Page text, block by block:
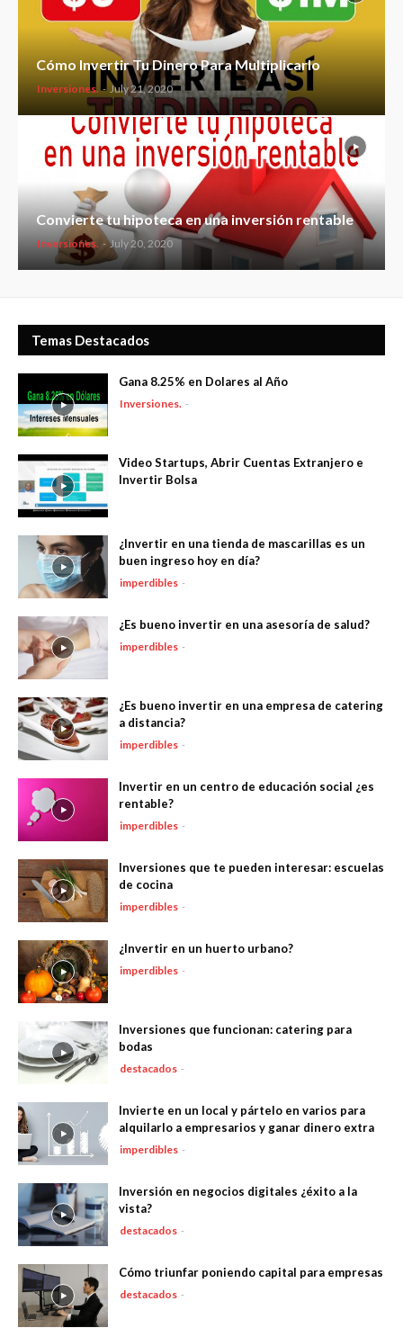
Cómo Invertir Tu Dinero Para Multiplicarlo
Inversiones. - July 21, 2020
Convierte tu hipoteca en una inversión rentable
Inversiones. - July 20, 2020
Temas Destacados
Gana 8.25% en Dolares al Año
Inversiones. -
Video Startups, Abrir Cuentas Extranjero e
Invertir Bolsa
¿Invertir en una tienda de mascarillas es un
buen ingreso hoy en día?
imperdibles -
¿Es bueno invertir en una asesoría de salud?
imperdibles -
¿Es bueno invertir en una empresa de catering
a distancia?
imperdibles -
Invertir en un centro de educación social ¿es
rentable?
imperdibles -
Inversiones que te pueden interesar: escuelas
de cocina
imperdibles -
¿Invertir en un huerto urbano?
imperdibles -
Inversiones que funcionan: catering para
bodas
destacados -
Invierte en un local y pártelo en varios para
alquilarlo a empresarios y ganar dinero extra
imperdibles -
Inversión en negocios digitales ¿éxito a la
vista?
destacados -
Cómo triunfar poniendo capital para empresas
destacados -